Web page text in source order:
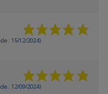
: 15/12/2024)
: 12/09/2024)